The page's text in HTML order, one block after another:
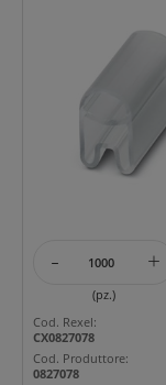
- +
(pz.)
Cod. Rexel:
CX0827078
Cod. Produttore:
0827078